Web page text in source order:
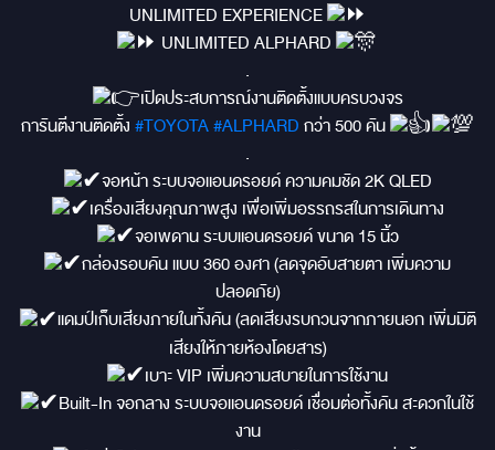
UNLIMITED EXPERIENCE
UNLIMITED ALPHARD
.
เปิดประสบการณ์งานติดตั้งแบบครบวงจร
การันตีงานติดตั้ง #TOYOTA#ALPHARD กว่า 500 คัน
.
จอหน้า ระบบจอแอนดรอยด์ ความคมชัด 2K QLED
เครื่องเสียงคุณภาพสูง เพื่อเพิ่มอรรถรสในการเดินทาง
จอเพดาน ระบบแอนดรอยด์ ขนาด 15 นิ้ว
กล่องรอบคัน แบบ 360 องศา (ลดจุดอับสายตา เพิ่มความ
ปลอดภัย)
แดมป์เก็บเสียงภายในทั้งคัน (ลดเสียงรบกวนจากภายนอก เพิ่มมิติ
เสียงให้ภายห้องโดยสาร)
เบาะ VIP เพิ่มความสบายในการใช้งาน
Built-In จอกลาง ระบบจอแอนดรอยด์ เชื่อมต่อทั้งคัน สะดวกในใช้
งาน